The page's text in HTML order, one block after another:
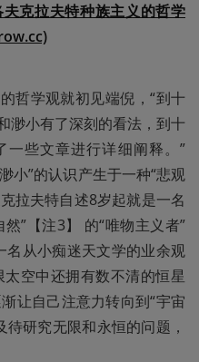
夫克拉夫特种族主义的哲学
哲学观就初见端倪，“到十
渺小有了深刻的看法，到十
些文章进行详细阐释。”
小”的认识产生于一种“悲观
拉夫特自述8岁起就是一名
”【注3】 的“唯物主义者”
名从小痴迷天文学的业余观
空中还拥有数不清的恒星
让自己注意力转向到“宇宙
研究无限和永恒的问题，